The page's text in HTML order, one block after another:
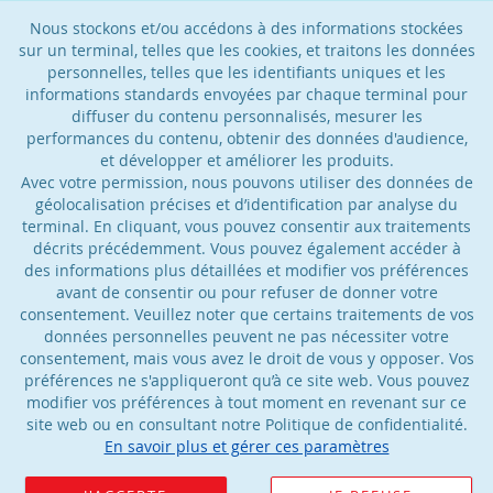
Nous stockons et/ou accédons à des informations stockées
sur un terminal, telles que les cookies, et traitons les données
personnelles, telles que les identifiants uniques et les
informations standards envoyées par chaque terminal pour
diffuser du contenu personnalisés, mesurer les
performances du contenu, obtenir des données d'audience,
et développer et améliorer les produits.
Avec votre permission, nous pouvons utiliser des données de
géolocalisation précises et d’identification par analyse du
terminal. En cliquant, vous pouvez consentir aux traitements
décrits précédemment. Vous pouvez également accéder à
des informations plus détaillées et modifier vos préférences
avant de consentir ou pour refuser de donner votre
consentement. Veuillez noter que certains traitements de vos
données personnelles peuvent ne pas nécessiter votre
consentement, mais vous avez le droit de vous y opposer. Vos
préférences ne s'appliqueront qu’à ce site web. Vous pouvez
modifier vos préférences à tout moment en revenant sur ce
site web ou en consultant notre Politique de confidentialité.
En savoir plus et gérer ces paramètres